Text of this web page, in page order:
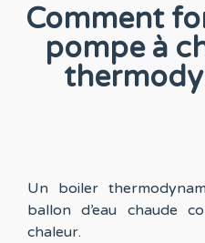
Comment
pompe à
Un boiler
ballon d’eau chaude
chaleur.